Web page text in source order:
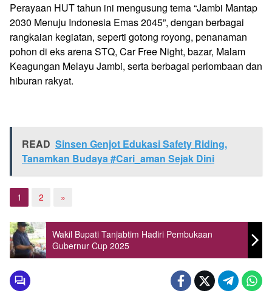
Perayaan HUT tahun ini mengusung tema “Jambi Mantap
2030 Menuju Indonesia Emas 2045”, dengan berbagai
rangkaian kegiatan, seperti gotong royong, penanaman
pohon di eks arena STQ, Car Free Night, bazar, Malam
Keagungan Melayu Jambi, serta berbagai perlombaan dan
hiburan rakyat.
READ Sinsen Genjot Edukasi Safety Riding,
Tanamkan Budaya #Cari_aman Sejak Dini
1 2 »
Wakil Bupati Tanjabtim Hadiri Pembukaan
Gubernur Cup 2025